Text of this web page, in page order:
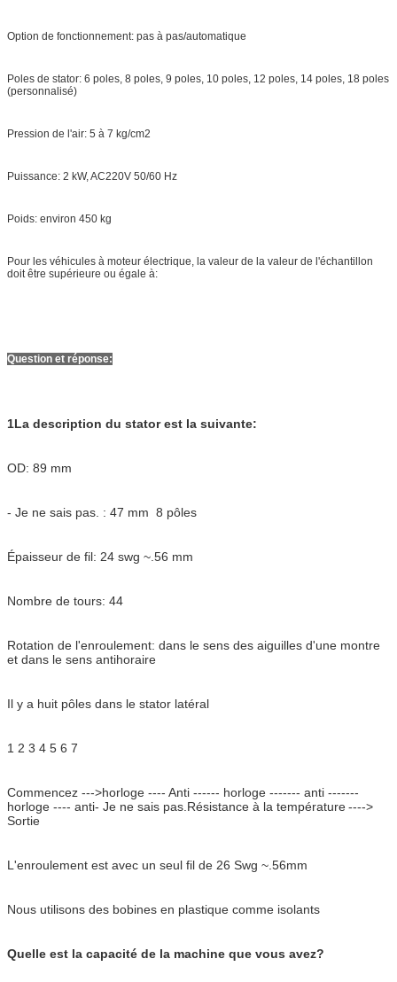
Option de fonctionnement: pas à pas/automatique
Poles de stator: 6 poles, 8 poles, 9 poles, 10 poles, 12 poles, 14 poles, 18 poles
(personnalisé)
Pression de l'air: 5 à 7 kg/cm2
Puissance: 2 kW, AC220V 50/60 Hz
Poids: environ 450 kg
Pour les véhicules à moteur électrique, la valeur de la valeur de l'échantillon
doit être supérieure ou égale à:
Question et réponse:
1La description du stator est la suivante:
OD: 89 mm
- Je ne sais pas. : 47 mm 8 pôles
Épaisseur de fil: 24 swg ~.56 mm
Nombre de tours: 44
Rotation de l'enroulement: dans le sens des aiguilles d'une montre
et dans le sens antihoraire
Il y a huit pôles dans le stator latéral
1 2 3 4 5 6 7
Commencez --->horloge ---- Anti ------ horloge ------- anti -------
horloge ---- anti- Je ne sais pas. Résistance à la température---->
Sortie
L'enroulement est avec un seul fil de 26 Swg ~.56mm
Nous utilisons des bobines en plastique comme isolants
Quelle est la capacité de la machine que vous avez?